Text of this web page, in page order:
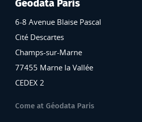
Géodata Paris
6-8 Avenue Blaise Pascal
Cité Descartes
Champs-sur-Marne
77455 Marne la Vallée
CEDEX 2
Come at Géodata Paris